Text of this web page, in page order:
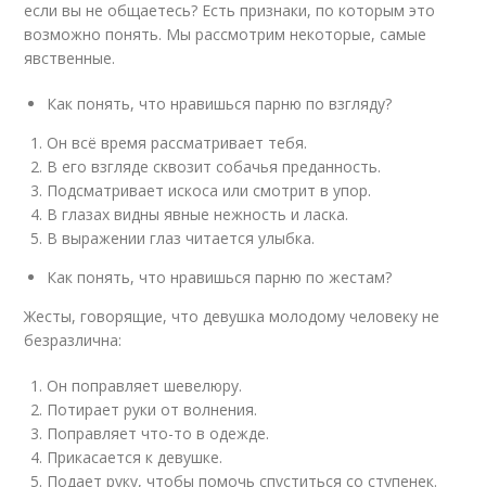
если вы не общаетесь? Есть признаки, по которым это
возможно понять. Мы рассмотрим некоторые, самые
явственные.
Как понять, что нравишься парню по взгляду?
Он всё время рассматривает тебя.
В его взгляде сквозит собачья преданность.
Подсматривает искоса или смотрит в упор.
В глазах видны явные нежность и ласка.
В выражении глаз читается улыбка.
Как понять, что нравишься парню по жестам?
Жесты, говорящие, что девушка молодому человеку не
безразлична:
Он поправляет шевелюру.
Потирает руки от волнения.
Поправляет что-то в одежде.
Прикасается к девушке.
Подает руку, чтобы помочь спуститься со ступенек.